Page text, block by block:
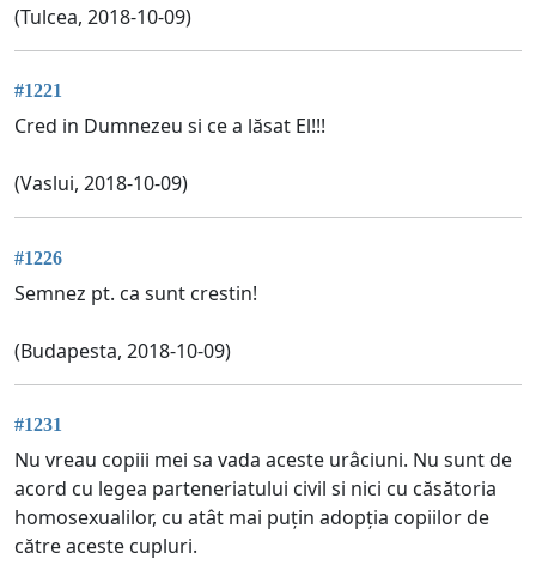
(Tulcea, 2018-10-09)
#1221
Cred in Dumnezeu si ce a lăsat El!!!
(Vaslui, 2018-10-09)
#1226
Semnez pt. ca sunt crestin!
(Budapesta, 2018-10-09)
#1231
Nu vreau copiii mei sa vada aceste urâciuni. Nu sunt de
acord cu legea parteneriatului civil si nici cu căsătoria
homosexualilor, cu atât mai puțin adopția copiilor de
către aceste cupluri.